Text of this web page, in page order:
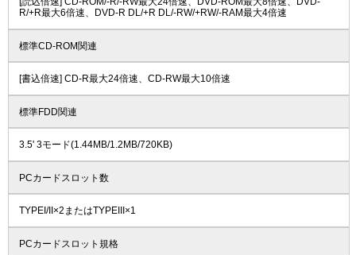
R/+R最大6倍速、DVD-R DL/+R DL/-RW/+RW/-RAM最大4倍速
標準CD-ROM関連
[書込倍速] CD-R最大24倍速、CD-RW最大10倍速
標準FDD関連
3.5' 3モード(1.44MB/1.2MB/720KB)
PCカードスロット数
TYPEI/II×2またはTYPEIII×1
PCカードスロット規格